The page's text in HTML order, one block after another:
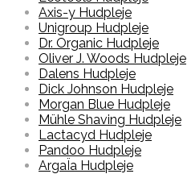
Axis-y Hudpleje
Unigroup Hudpleje
Dr. Organic Hudpleje
Oliver J. Woods Hudpleje
Dalens Hudpleje
Dick Johnson Hudpleje
Morgan Blue Hudpleje
Mühle Shaving Hudpleje
Lactacyd Hudpleje
Pandoo Hudpleje
ArgaÏa Hudpleje